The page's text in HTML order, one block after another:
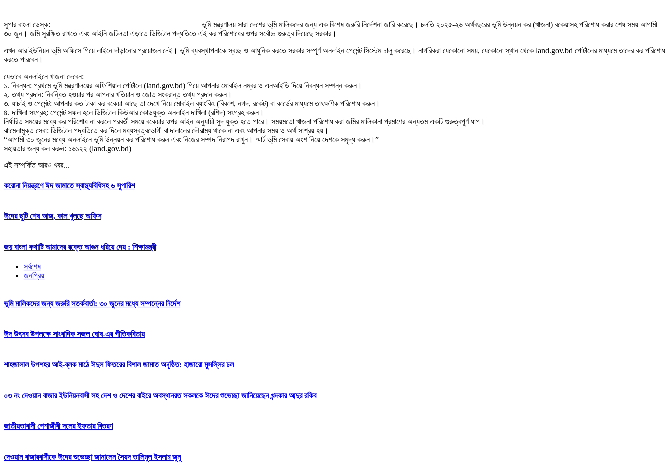
সুপার বাংলা ডেস্ক:
ভূমি মন্ত্রণালয় সারা দেশের ভূমি মালিকদের জন্য এক বিশেষ জরুরি নির্দেশনা জারি করেছে। চলতি ২০২৫-২৬ অর্থবছরের ভূমি উন্নয়ন কর (খাজনা) বকেয়াসহ পরিশোধ করার শেষ সময় আগামী
৩০ জুন। জমি সুরক্ষিত রাখতে এবং আইনি জটিলতা এড়াতে ডিজিটাল পদ্ধতিতে এই কর পরিশোধের ওপর সর্বোচ্চ গুরুত্ব দিয়েছে সরকার।
এখন আর ইউনিয়ন ভূমি অফিসে গিয়ে লাইনে দাঁড়ানোর প্রয়োজন নেই। ভূমি ব্যবস্থাপনাকে স্বচ্ছ ও আধুনিক করতে সরকার সম্পূর্ণ অনলাইন পেমেন্ট সিস্টেম চালু করেছে। নাগরিকরা যেকোনো সময়, যেকোনো স্থান থেকে land.gov.bd পোর্টালের মাধ্যমে তাদের কর পরিশোধ
করতে পারবেন।
যেভাবে অনলাইনে খাজনা দেবেন:
১. নিবন্ধন: প্রথমে ভূমি মন্ত্রণালয়ের অফিশিয়াল পোর্টালে (land.gov.bd) গিয়ে আপনার মোবাইল নম্বর ও এনআইডি দিয়ে নিবন্ধন সম্পন্ন করুন।
২. তথ্য প্রদান: নিবন্ধিত হওয়ার পর আপনার খতিয়ান ও জোত সংক্রান্ত তথ্য প্রদান করুন।
৩. যাচাই ও পেমেন্ট: আপনার কত টাকা কর বকেয়া আছে তা দেখে নিয়ে মোবাইল ব্যাংকিং (বিকাশ, নগদ, রকেট) বা কার্ডের মাধ্যমে তাৎক্ষণিক পরিশোধ করুন।
৪. দাখিলা সংগ্রহ: পেমেন্ট সফল হলে ডিজিটাল কিউআর কোডযুক্ত অনলাইন দাখিলা (রশিদ) সংগ্রহ করুন।
নির্ধারিত সময়ের মধ্যে কর পরিশোধ না করলে পরবর্তী সময়ে বকেয়ার ওপর আইন অনুযায়ী সুদ যুক্ত হতে পারে। সময়মতো খাজনা পরিশোধ করা জমির মালিকানা প্রমাণের অন্যতম একটি গুরুত্বপূর্ণ ধাপ।
ঝামেলামুক্ত সেবা: ডিজিটাল পদ্ধতিতে কর দিলে মধ্যস্বত্বভোগী বা দালালের দৌরাত্ম্য থাকে না এবং আপনার সময় ও অর্থ সাশ্রয় হয়।
“আগামী ৩০ জুনের মধ্যে অনলাইনে ভূমি উন্নয়ন কর পরিশোধ করুন এবং নিজের সম্পদ নিরাপদ রাখুন। স্মার্ট ভূমি সেবায় অংশ নিয়ে দেশকে সমৃদ্ধ করুন।”
সহায়তার জন্য কল করুন: ১৬১২২ (land.gov.bd)
এই সম্পর্কিত আরও খবর...
করোনা নিয়ন্ত্রণে ঈদ জামাতে স্বাস্থ্যবিধিসহ ৬ সুপারিশ
ঈদের ছুটি শেষ আজ, কাল খুলছে অফিস
জয় বাংলা কথাটি আমাদের রক্তে আগুন ধরিয়ে দেয় : শিক্ষামন্ত্রী
সর্বশেষ
জনপ্রিয়
ভূমি মালিকদের জন্য জরুরি সতর্কবার্তা: ৩০ জুনের মধ্যে সম্পন্নের নির্দেশ
ঈদ উৎসব উপলক্ষে সাংবাদিক সজল ঘোষ-এর গীতিকবিতায়
শাহজালাল উপশহর আই-ব্লক মাঠে ঈদুল ফিতরের বিশাল জামাত অনুষ্ঠিত: হাজারো মুসল্লির ঢল
০৩ নং দেওয়ান বাজার ইউনিয়নবাসী সহ দেশ ও দেশের বাইরে অবস্থানরত সকলকে ঈদের শুভেচ্ছা জানিয়েছেন খন্দকার আব্দুর রকিব
জাতীয়তাবাদী পেশাজীবী দলের ইফতার বিতরণ
দেওয়ান বাজারবাসীকে ঈদের শুভেচ্ছা জানালেন সৈয়দ তালিমুল ইসলাম জুনু